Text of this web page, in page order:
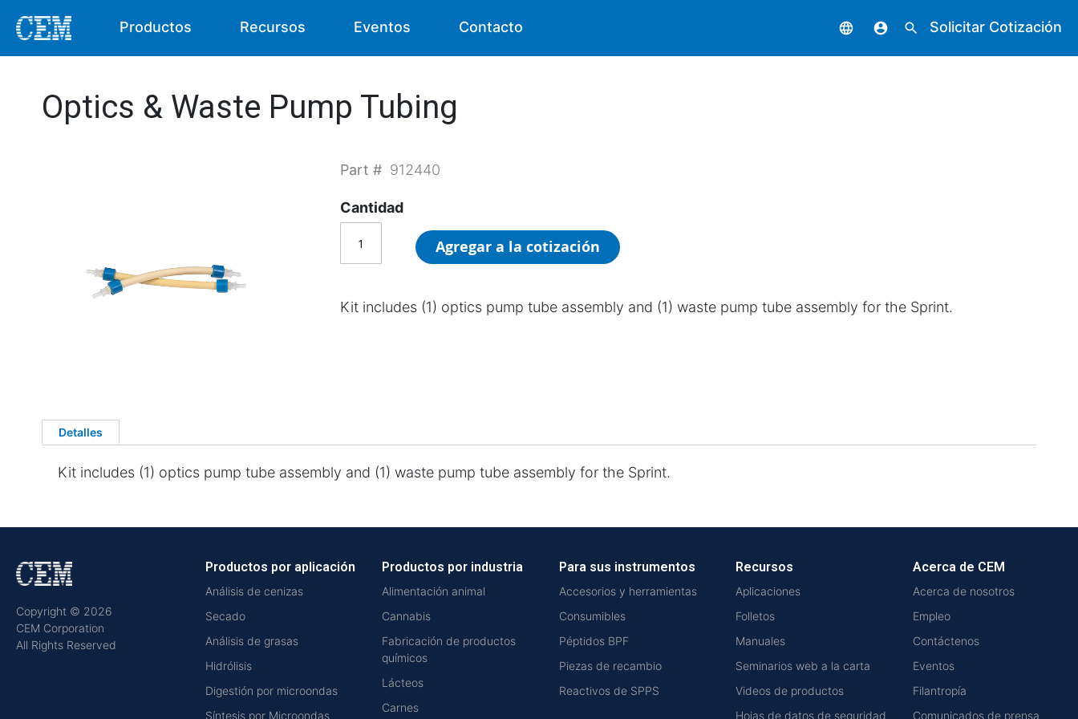
Productos Recursos Eventos Contacto language account_circle search Solicitar Cotización
Optics & Waste Pump Tubing
Part # 912440
Cantidad
Agregar a la cotización
Kit includes (1) optics pump tube assembly and (1) waste pump tube assembly for the Sprint.
Detalles
Kit includes (1) optics pump tube assembly and (1) waste pump tube assembly for the Sprint.
Copyright © 2026
CEM Corporation
All Rights Reserved
Productos por aplicación
Análisis de cenizas
Secado
Análisis de grasas
Hidrólisis
Digestión por microondas
Síntesis por Microondas
Productos por industria
Alimentación animal
Cannabis
Fabricación de productos
químicos
Lácteos
Carnes
Para sus instrumentos
Accesorios y herramientas
Consumibles
Péptidos BPF
Piezas de recambio
Reactivos de SPPS
Recursos
Aplicaciones
Folletos
Manuales
Seminarios web a la carta
Videos de productos
Hojas de datos de seguridad
Acerca de CEM
Acerca de nosotros
Empleo
Contáctenos
Eventos
Filantropía
Comunicados de prensa